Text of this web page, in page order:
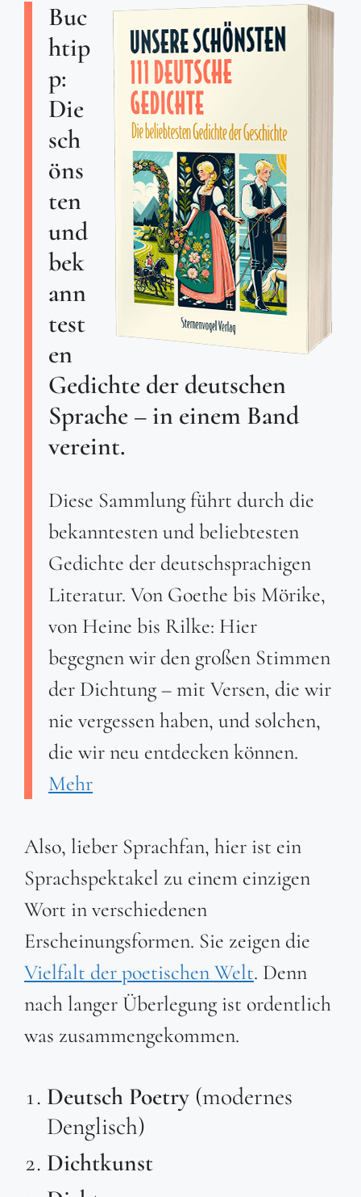
Buc
htip
p:
Die
sch
öns
ten
und
bek
ann
test
en
Gedichte der deutschen
Sprache – in einem Band
vereint.
Diese Sammlung führt durch die
bekanntesten und beliebtesten
Gedichte der deutschsprachigen
Literatur. Von Goethe bis Mörike,
von Heine bis Rilke: Hier
begegnen wir den großen Stimmen
der Dichtung – mit Versen, die wir
nie vergessen haben, und solchen,
die wir neu entdecken können.
Mehr
Also, lieber Sprachfan, hier ist ein
Sprachspektakel zu einem einzigen
Wort in verschiedenen
Erscheinungsformen. Sie zeigen die
Vielfalt der poetischen Welt. Denn
nach langer Überlegung ist ordentlich
was zusammengekommen.
Deutsch Poetry (modernes
Denglisch)
Dichtkunst